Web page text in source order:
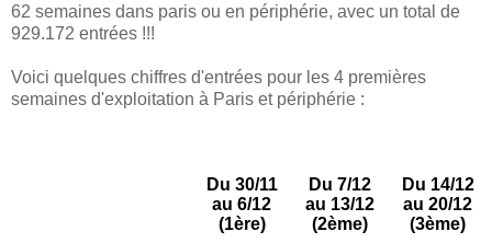
62 semaines dans paris ou en périphérie, avec un total de
929.172 entrées !!!
Voici quelques chiffres d'entrées pour les 4 premières
semaines d'exploitation à Paris et périphérie :
Du 30/11
au 6/12
(1ère)
Du 7/12
au 13/12
(2ème)
Du 14/12
au 20/12
(3ème)